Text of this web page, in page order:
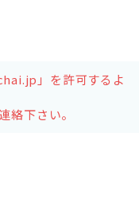
」を許可するよ
絡下さい。